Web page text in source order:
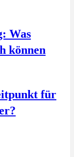
Was
können
für